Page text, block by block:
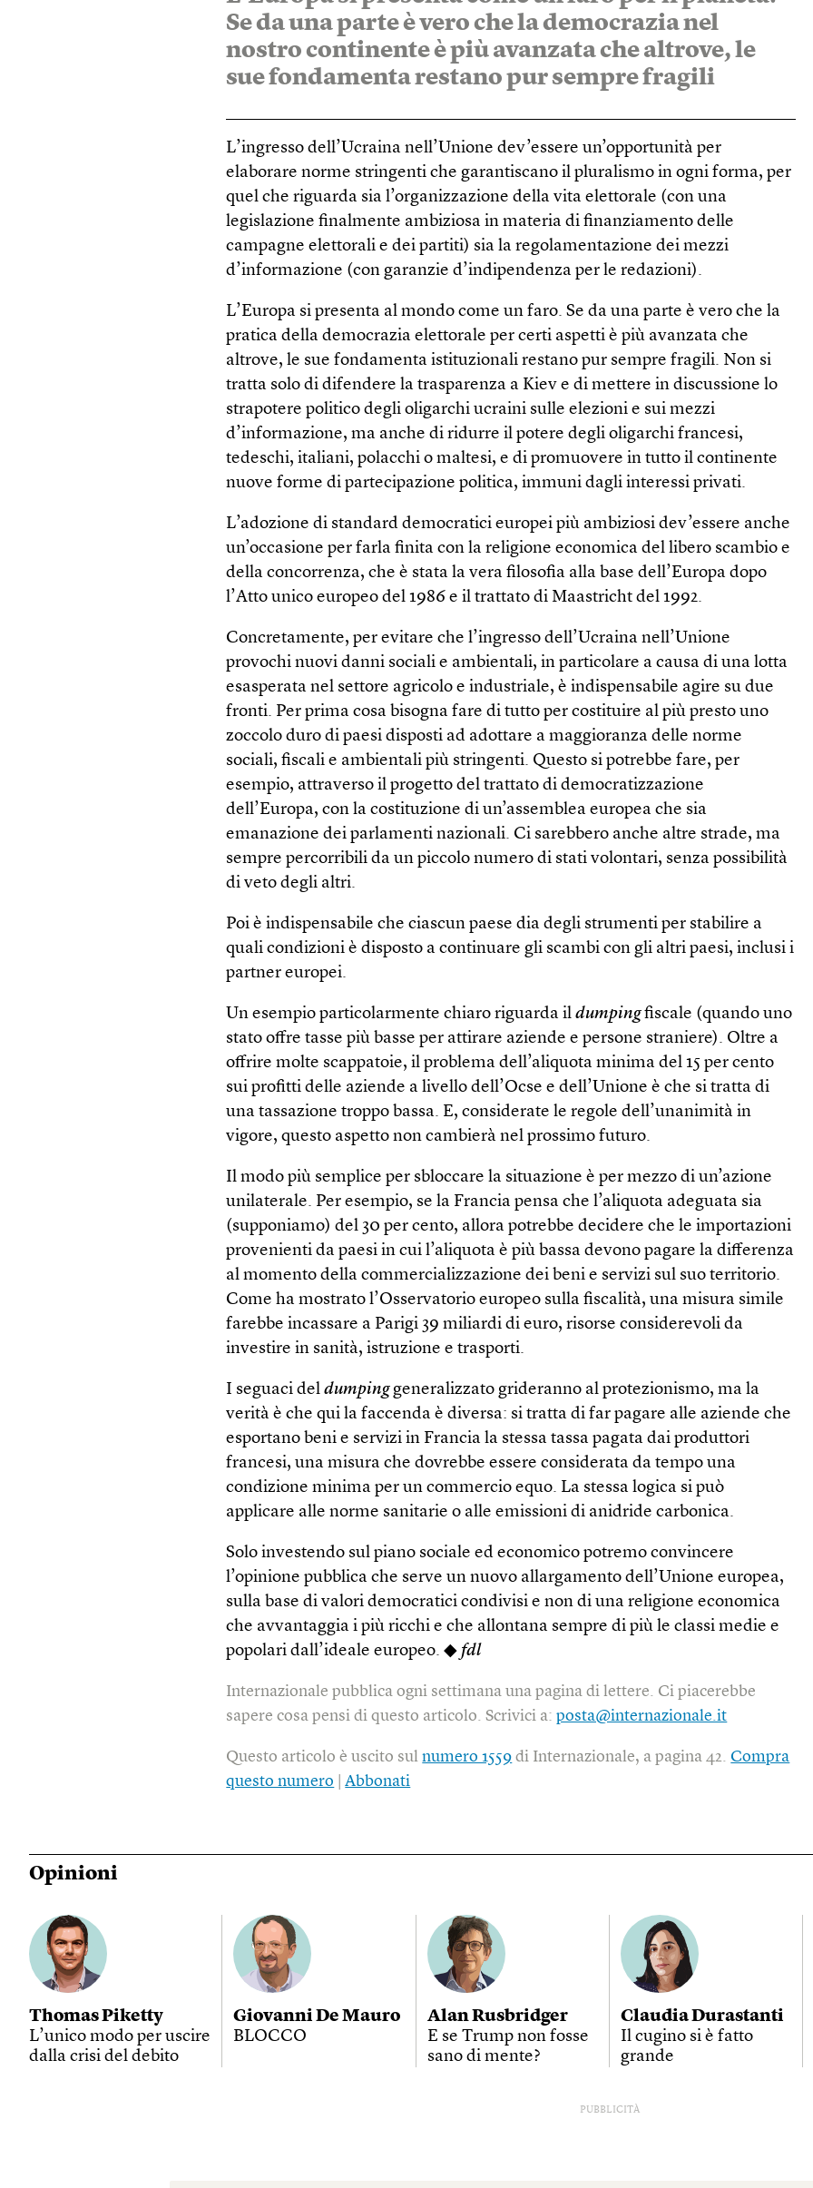
Se da una parte è vero che la democrazia nel
nostro continente è più avanzata che altrove, le
sue fondamenta restano pur sempre fragili
L’ingresso dell’Ucraina nell’Unione dev’essere un’opportunità per
elaborare norme stringenti che garantiscano il pluralismo in ogni forma, per
quel che riguarda sia l’organizzazione della vita elettorale (con una
legislazione finalmente ambiziosa in materia di finanziamento delle
campagne elettorali e dei partiti) sia la regolamentazione dei mezzi
d’informazione (con garanzie d’indipendenza per le redazioni).
L’Europa si presenta al mondo come un faro. Se da una parte è vero che la
pratica della democrazia elettorale per certi aspetti è più avanzata che
altrove, le sue fondamenta istituzionali restano pur sempre fragili. Non si
tratta solo di difendere la trasparenza a Kiev e di mettere in discussione lo
strapotere politico degli oligarchi ucraini sulle elezioni e sui mezzi
d’informazione, ma anche di ridurre il potere degli oligarchi francesi,
tedeschi, italiani, polacchi o maltesi, e di promuovere in tutto il continente
nuove forme di partecipazione politica, immuni dagli interessi privati.
L’adozione di standard democratici europei più ambiziosi dev’essere anche
un’occasione per farla finita con la religione economica del libero scambio e
della concorrenza, che è stata la vera filosofia alla base dell’Europa dopo
l’Atto unico europeo del 1986 e il trattato di Maastricht del 1992.
Concretamente, per evitare che l’ingresso dell’Ucraina nell’Unione
provochi nuovi danni sociali e ambientali, in particolare a causa di una lotta
esasperata nel settore agricolo e industriale, è indispensabile agire su due
fronti. Per prima cosa bisogna fare di tutto per costituire al più presto uno
zoccolo duro di paesi disposti ad adottare a maggioranza delle norme
sociali, fiscali e ambientali più stringenti. Questo si potrebbe fare, per
esempio, attraverso il progetto del trattato di democratizzazione
dell’Europa, con la costituzione di un’assemblea europea che sia
emanazione dei parlamenti nazionali. Ci sarebbero anche altre strade, ma
sempre percorribili da un piccolo numero di stati volontari, senza possibilità
di veto degli altri.
Poi è indispensabile che ciascun paese dia degli strumenti per stabilire a
quali condizioni è disposto a continuare gli scambi con gli altri paesi, inclusi i
partner europei.
Un esempio particolarmente chiaro riguarda ildumpingfiscale (quando uno
stato offre tasse più basse per attirare aziende e persone straniere). Oltre a
offrire molte scappatoie, il problema dell’aliquota minima del 15 per cento
sui profitti delle aziende a livello dell’Ocse e dell’Unione è che si tratta di
una tassazione troppo bassa. E, considerate le regole dell’unanimità in
vigore, questo aspetto non cambierà nel prossimo futuro.
Il modo più semplice per sbloccare la situazione è per mezzo di un’azione
unilaterale. Per esempio, se la Francia pensa che l’aliquota adeguata sia
(supponiamo) del 30 per cento, allora potrebbe decidere che le importazioni
provenienti da paesi in cui l’aliquota è più bassa devono pagare la differenza
al momento della commercializzazione dei beni e servizi sul suo territorio.
Come ha mostrato l’Osservatorio europeo sulla fiscalità, una misura simile
farebbe incassare a Parigi 39 miliardi di euro, risorse considerevoli da
investire in sanità, istruzione e trasporti.
I seguaci deldumpinggeneralizzato grideranno al protezionismo, ma la
verità è che qui la faccenda è diversa: si tratta di far pagare alle aziende che
esportano beni e servizi in Francia la stessa tassa pagata dai produttori
francesi, una misura che dovrebbe essere considerata da tempo una
condizione minima per un commercio equo. La stessa logica si può
applicare alle norme sanitarie o alle emissioni di anidride carbonica.
Solo investendo sul piano sociale ed economico potremo convincere
l’opinione pubblica che serve un nuovo allargamento dell’Unione europea,
sulla base di valori democratici condivisi e non di una religione economica
che avvantaggia i più ricchi e che allontana sempre di più le classi medie e
popolari dall’ideale europeo. ◆ fdl
Internazionale pubblica ogni settimana una pagina di lettere. Ci piacerebbe
sapere cosa pensi di questo articolo. Scrivici a:posta@internazionale.it
Questo articolo è uscito sulnumero 1559 di Internazionale, a pagina 42.Compra
questo numero |Abbonati
Opinioni
Thomas Piketty
L’unico modo per uscire
dalla crisi del debito
Giovanni De Mauro
BLOCCO
Alan Rusbridger
E se Trump non fosse
sano di mente?
Claudia Durastanti
Il cugino si è fatto
grande
PUBBLICITÀ